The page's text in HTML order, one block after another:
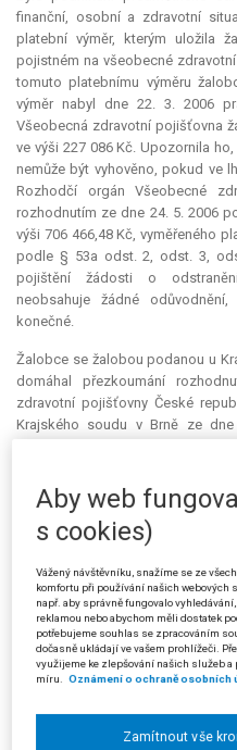
finanční, osobní a zdravotní
platební výměr, kterým uložila
pojistném na všeobecné
tomuto platebnímu výměru
výměr nabyl dne 22. 3. 2006
Všeobecná zdravotní pojišťovna
ve výši 227 086 Kč. Upozornila
nemůže být vyhověno, pokud ve
Rozhodčí orgán Všeobecné
rozhodnutím ze dne 24. 5. 2006
výši 706 466,48 Kč, vyměřeného
podle § 53a odst. 2, odst. 3,
pojištění žádosti o
neobsahuje žádné
konečné.
Žalobce se žalobou podanou u
domáhal přezkoumání
zdravotní pojišťovny České
Krajského soudu v Brně ze
Žalobce v žalobě uváděl, že
podnikatelské činnosti, kterou
na základě smlouvy o sdružení.
Jedná se o závazek sdružení,
příjem žalobce tvoří starobní
bude nucen žít prakticky až do
zákona tedy spatřuje v tom, že
všichni účastníci sdružení
Žalovaná se k žalobě vyjádřila
zdravotním pojištění, o
plátce nezaplatil pojistné na
Aby web
s cookies)
Vážený návštěvníku, snažíme se ze
komfortu při používání našich webových
např. aby správně fungovalo
reklamou nebo abychom měli dostatek
potřebujeme souhlas se zpracováním
dočasně ukládají ve vašem prohlížeči.
využijeme ke zlepšování našich služeb
míru.
Oznámení o ochraně osobních
Zamítnout vše